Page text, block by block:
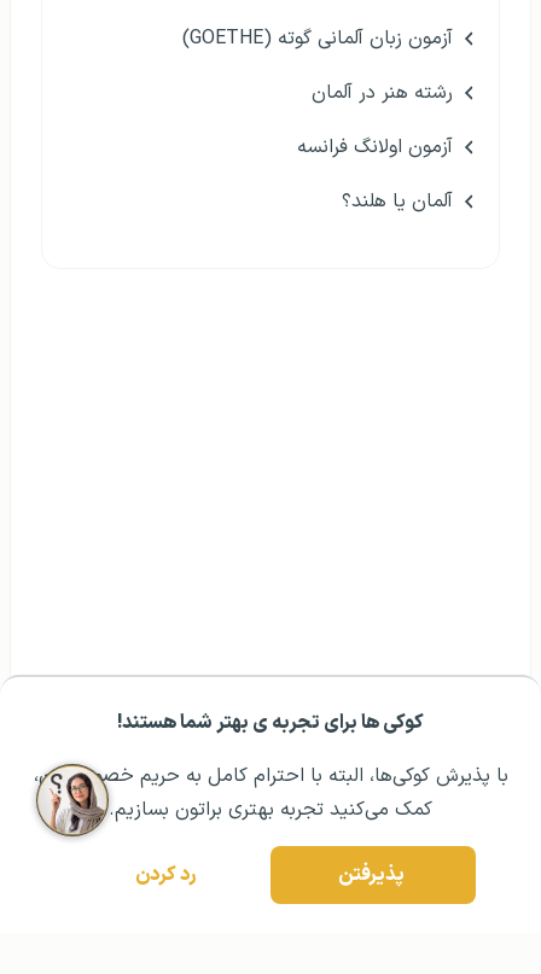
کوکی ها برای تجربه ی بهتر شما هستند!
با پذیرش کوکی‌ها، البته با احترام کامل به حریم خصوصیتون،
کمک می‌کنید تجربه بهتری براتون بسازیم.
پذیرفتن رد کردن
آزمون زبان آلمانی گوته (GOETHE)
رشته هنر در آلمان
آزمون اولانگ فرانسه
آلمان یا هلند؟